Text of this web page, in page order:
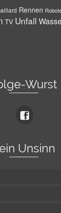
Rennen
TV Unfall
Wurst
Unsinn